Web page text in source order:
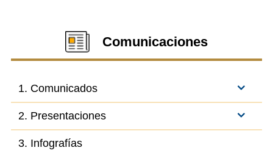
Comunicaciones
1. Comunicados
2. Presentaciones
3. Infografías